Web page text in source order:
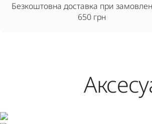
Безкоштовна доставка при
650 грн